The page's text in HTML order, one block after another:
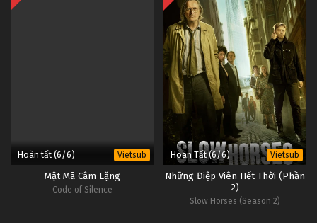
Hoàn tất (6/6) Vietsub
Mật Mã Câm Lặng
Code of Silence
Hoàn Tất (6/6) Vietsub
Những Điệp Viên Hết Thời (Phần
2)
Slow Horses (Season 2)